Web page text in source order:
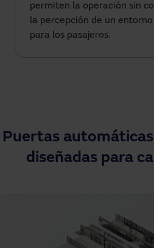
permiten la operación sin
la percepción de un
para los pasajeros.
Puertas
diseñadas para